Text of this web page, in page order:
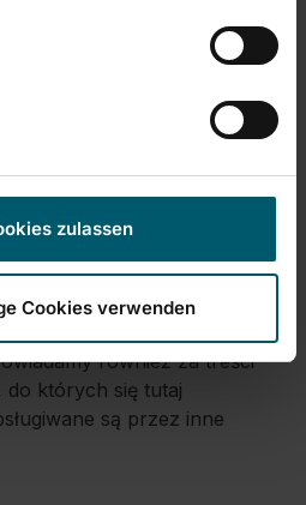
zulassen
Cookies verwenden
Jednakże, nie
od wszelkiej
z korzystania z tej
że nie można im
również za treści
których się tutaj
są przez inne